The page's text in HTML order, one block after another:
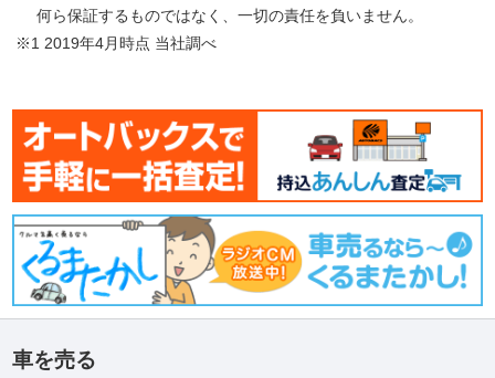
何ら保証するものではなく、一切の責任を負いません。
※1 2019年4月時点 当社調べ
車を売る